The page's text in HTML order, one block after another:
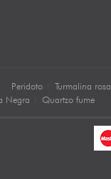
Peridoto Turmalina rosa
Negra Quartzo fume